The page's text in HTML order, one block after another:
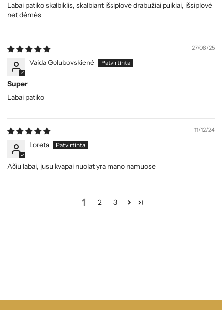
Labai patiko skalbiklis, skalbiant išsiplovė drabužiai puikiai, išsiplovė
net dėmės
27/08/25
Vaida Golubovskienė
Super
Labai patiko
11/12/24
Loreta
Ačiū labai, jusu kvapai nuolat yra mano namuose
1 2 3